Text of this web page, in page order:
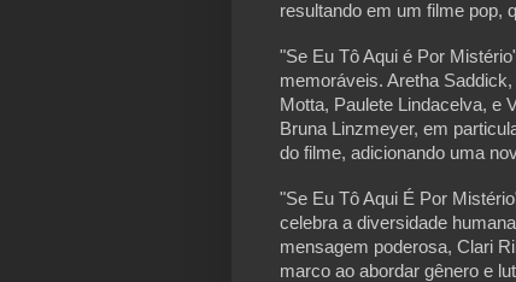
resultando em um filme pop,
"Se Eu Tô Aqui é Por
memoráveis. Aretha
Motta, Paulete Lindacelva, e
Bruna Linzmeyer, em
do filme, adicionando uma
"Se Eu Tô Aqui É Por
celebra a diversidade
mensagem poderosa, Clari
marco ao abordar gênero e